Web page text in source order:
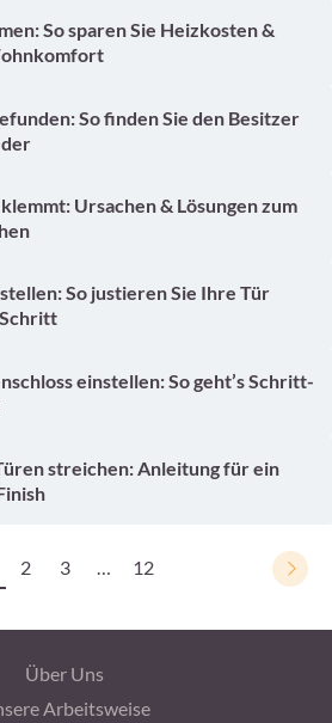
So sparen Sie Heizkosten &
So finden Sie den Besitzer
Ursachen & Lösungen zum
So justieren Sie Ihre Tür
einstellen: So geht’s Schritt-
streichen: Anleitung für ein
2 3 … 12
Über Uns
Arbeitsweise